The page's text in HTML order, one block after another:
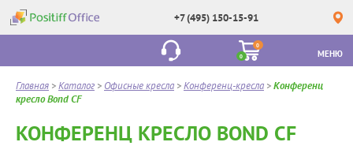
+7 (495) 150-15-91
0
0
МЕНЮ
Главная >Каталог > Офисные кресла >Конференц-кресла >Конференц
кресло Bond CF
КОНФЕРЕНЦ КРЕСЛО BOND CF